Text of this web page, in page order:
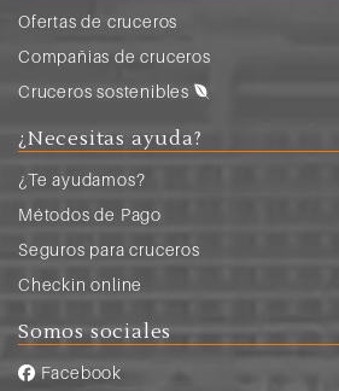
Ofertas de cruceros
Compañias de cruceros
Cruceros sostenibles
¿Necesitas ayuda?
¿Te ayudamos?
Métodos de Pago
Seguros para cruceros
Checkin online
Somos sociales
Facebook